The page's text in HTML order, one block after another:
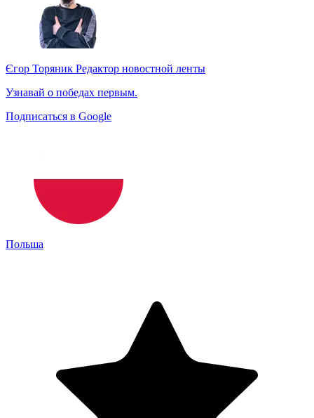
Єгор Торяник Редактор новостной ленты
Узнавай о победах первым.
Подписаться в Google
Польша